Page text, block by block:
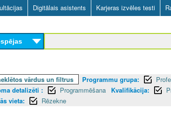
Skip
to
main
content
Digitālais asistents Karjeras izvēles testi
vārdus un filtrus Programmu grupa:
detalizēti :
Programmēšana Kvalifikācija:
vieta: Rēzekne